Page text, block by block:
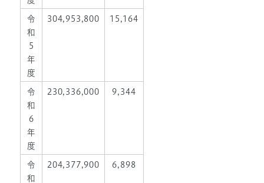
令
和
5
年
度
304,953,800 15,164
令
和
6
年
度
230,336,000 9,344
令
和
204,377,900 6,898